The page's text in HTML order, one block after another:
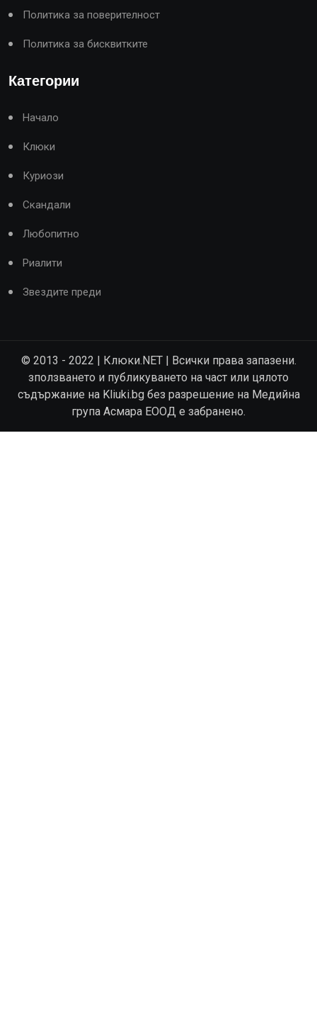
Политика за поверителност
Политика за бисквитките
Категории
Начало
Клюки
Куриози
Скандали
Любопитно
Риалити
Звездите преди
© 2013 - 2022 | Клюки.NET | Всички права запазени.
зползването и публикуването на част или цялото
съдържание на Kliuki.bg без разрешение на Медийна
група Асмара ЕООД е забранено.